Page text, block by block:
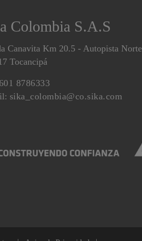
Colombia S.A.S
Canavita Km 20.5 - Autopista Norte
Tocancipá
601 8786333
sika_colombia@co.sika.com